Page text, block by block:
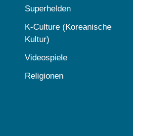
Superhelden
K-Culture (Koreanische
Kultur)
Videospiele
Religionen